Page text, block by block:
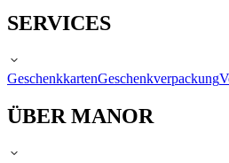
SERVICES
GeschenkkartenGeschenkverpackung
ÜBER MANOR